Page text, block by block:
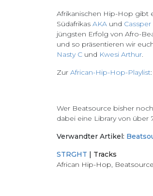
Afrikanischen Hip-Hop gibt
Südafrikas AKA und
jüngsten Erfolg von Afro-
und so präsentieren wir
Nasty C und Kwesi Arthur.
Zur African-Hip-Hop-Playlist:
Wer Beatsource bisher
dabei eine Library von über
Verwandter Artikel:
STRGHT | Tracks
African Hip-Hop, Beatsource